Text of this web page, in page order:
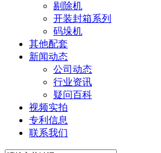
剔除机
开装封箱系列
码垛机
其他配套
新闻动态
公司动态
行业资讯
疑问百科
视频实拍
专利信息
联系我们